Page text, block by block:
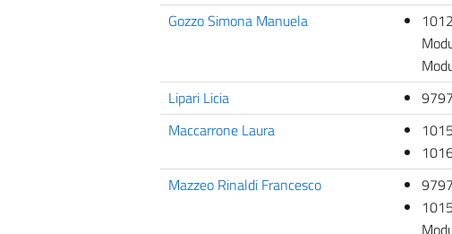
Gozzo Simona Manuela
Lipari Licia
Maccarrone Laura
Mazzeo Rinaldi Francesco